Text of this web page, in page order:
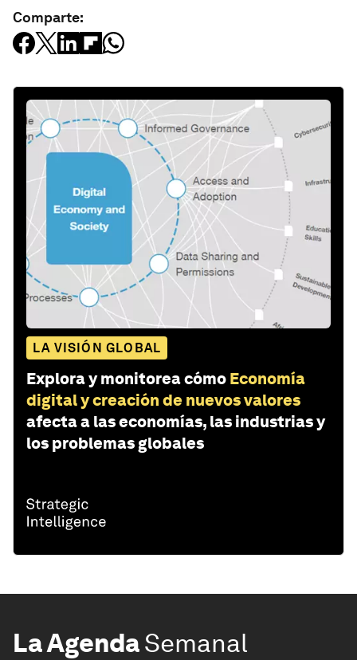
Comparte:
LA VISIÓN GLOBAL
Explora y monitorea cómo Economía
digital y creación de nuevos valores
afecta a las economías, las industrias y
los problemas globales
La AgendaSemanal